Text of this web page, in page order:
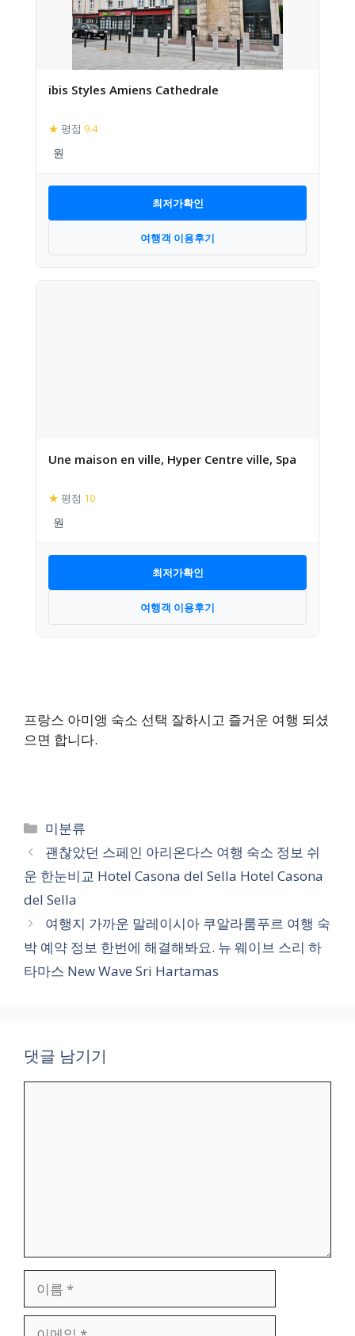
ibis Styles Amiens Cathedrale
★ 평점 9.4
최저가확인
여행객 이용후기
Une maison en ville, Hyper Centre ville, Spa
★ 평점 10
최저가확인
여행객 이용후기
프랑스 아미앵 숙소 선택 잘하시고 즐거운 여행 되셨
으면 합니다.
카
테
고
리
미분류
괜찮았던 스페인 아리온다스 여행 숙소 정보 쉬
운 한눈비교 Hotel Casona del Sella Hotel Casona
del Sella
여행지 가까운 말레이시아 쿠알라룸푸르 여행 숙
박 예약 정보 한번에 해결해봐요. 뉴 웨이브 스리 하
타마스 New Wave Sri Hartamas
댓글 남기기